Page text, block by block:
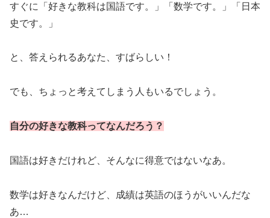
すぐに「好きな教科は国語です。」「数学です。」「日本
史です。」
と、答えられるあなた、すばらしい！
でも、ちょっと考えてしまう人もいるでしょう。
自分の好きな教科ってなんだろう？
国語は好きだけれど、そんなに得意ではないなあ。
数学は好きなんだけど、成績は英語のほうがいいんだな
あ…